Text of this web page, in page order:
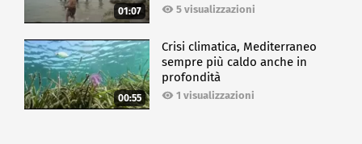
01:07 5 visualizzazioni
00:55
Crisi climatica, Mediterraneo
sempre più caldo anche in
profondità
1 visualizzazioni